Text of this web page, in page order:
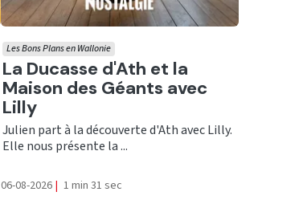
Ecouter
La Ducasse d'Ath et la
Maison des Géants avec
Lilly
Les Bons Plans en Wallonie
Julien part à la découverte d'Ath avec Lilly.
Elle nous présente la ...
06-08-2026 | 1 min 31 sec